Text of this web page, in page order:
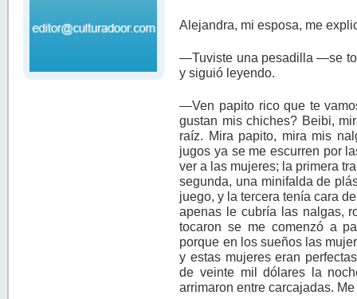
Alejandra, mi esposa, me
—Tuviste una pesadilla —se
y siguió leyendo.
—Ven papito rico que te
gustan mis chiches? Beibi,
raíz. Mira papito, mira mis
jugos ya se me escurren por
ver a las mujeres; la primera
segunda, una minifalda de
juego, y la tercera tenía cara
apenas le cubría las nalgas,
tocaron se me comenzó a
porque en los sueños las
y estas mujeres eran
de veinte mil dólares la
arrimaron entre carcajadas.